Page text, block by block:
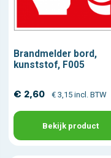
Brandmelder bord,
kunststof, F005
€ 2,60 € 3,15 incl. BTW
Bekijk product